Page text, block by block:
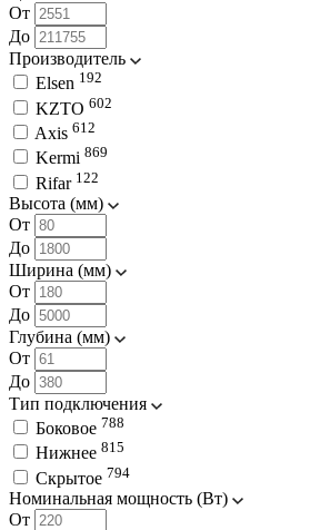
От
До
Производитель
Elsen 192
KZTO 602
Axis 612
Kermi 869
Rifar 122
Высота (мм)
От
До
Ширина (мм)
От
До
Глубина (мм)
От
До
Тип подключения
Боковое 788
Нижнее 815
Скрытое 794
Номинальная мощность (Вт)
От